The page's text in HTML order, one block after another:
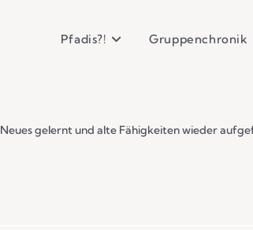
Pfadis?! Gruppenchronik
gelernt und alte Fähigkeiten wieder